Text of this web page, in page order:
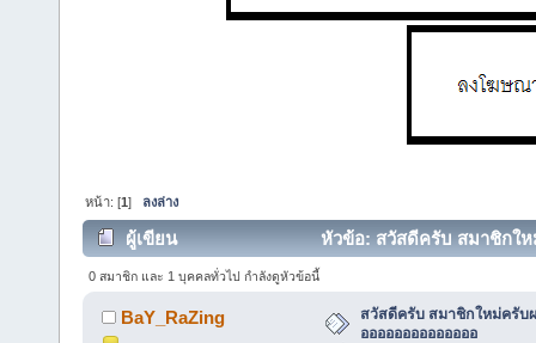
หน้า: [1] ลงล่าง
ผู้เขียน หัวข้อ: สวัสดีครับ สมาชิกใ
0 สมาชิก และ 1 บุคคลทั่วไป กำลังดูหัวข้อนี้
BaY_RaZing
สวัสดีครับ สมาชิกใหม่ครับ
ออออออออออออออ